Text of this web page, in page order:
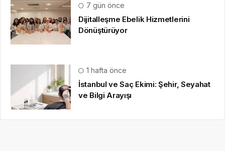
7 gün önce
Dijitalleşme Ebelik Hizmetlerini
Dönüştürüyor
1 hafta önce
İstanbul ve Saç Ekimi: Şehir, Seyahat
ve Bilgi Arayışı